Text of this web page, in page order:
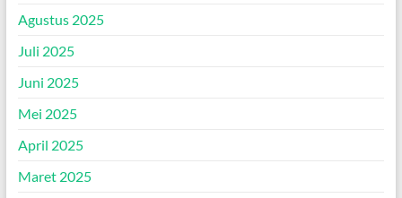
Agustus 2025
Juli 2025
Juni 2025
Mei 2025
April 2025
Maret 2025